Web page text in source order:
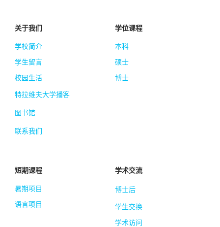
关于我们
学校简介
学生留言
校园生活
特拉维夫大学播客
图书馆
联系我们
学位课程
本科
硕士
博士
短期课程
暑期项目
语言项目
学术交流
博士后
学生交换
学术访问